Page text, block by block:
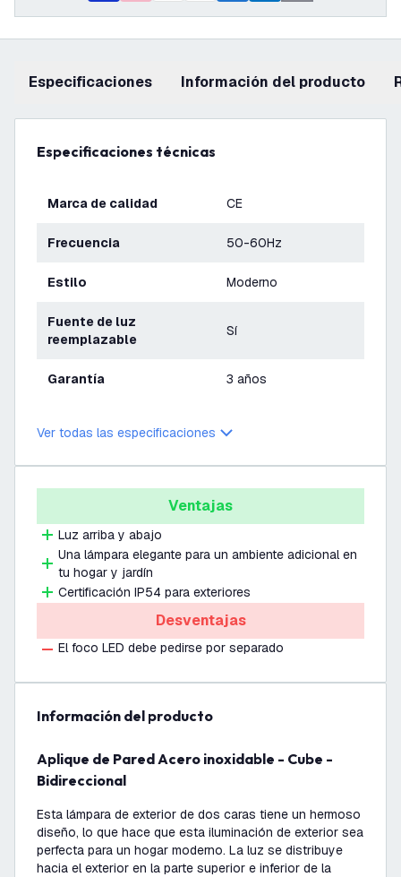
Especificaciones información del producto
Especificaciones técnicas
Marca de calidad CE
Frecuencia 50-60Hz
Estilo Moderno
Fuente de luz
reemplazable
Sí
Garantía 3 años
Ver todas las especificaciones
Ventajas
Luz arriba y abajo
Una lámpara elegante para un ambiente adicional en
tu hogar y jardín
Certificación IP54 para exteriores
Desventajas
El foco LED debe pedirse por separado
información del producto
Aplique de Pared Acero inoxidable - Cube -
Bidireccional
Esta lámpara de exterior de dos caras tiene un hermoso
diseño, lo que hace que esta iluminación de exterior sea
perfecta para un hogar moderno. La luz se distribuye
hacia el exterior en la parte superior e inferior de la